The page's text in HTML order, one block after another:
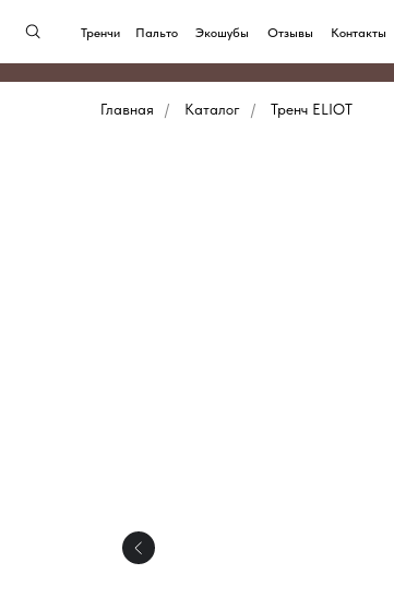
Тренчи Пальто Экошубы Отзывы Контакты
Главная / Каталог / Тренч ELIOT